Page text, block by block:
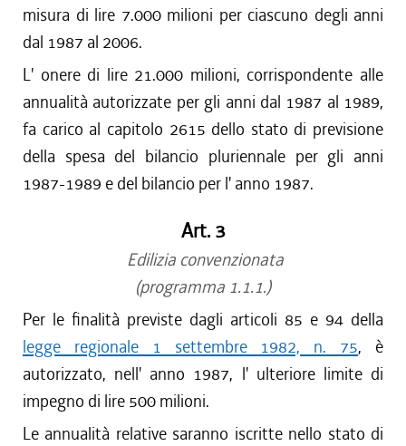
misura di lire 7.000 milioni per ciascuno degli anni
dal 1987 al 2006.
L' onere di lire 21.000 milioni, corrispondente alle
annualità autorizzate per gli anni dal 1987 al 1989,
fa carico al capitolo 2615 dello stato di previsione
della spesa del bilancio pluriennale per gli anni
1987-1989 e del bilancio per l' anno 1987.
Art. 3
Edilizia convenzionata
(programma 1.1.1.)
Per le finalità previste dagli articoli 85 e 94 della
legge regionale 1 settembre 1982, n. 75, è
autorizzato, nell' anno 1987, l' ulteriore limite di
impegno di lire 500 milioni.
Le annualità relative saranno iscritte nello stato di